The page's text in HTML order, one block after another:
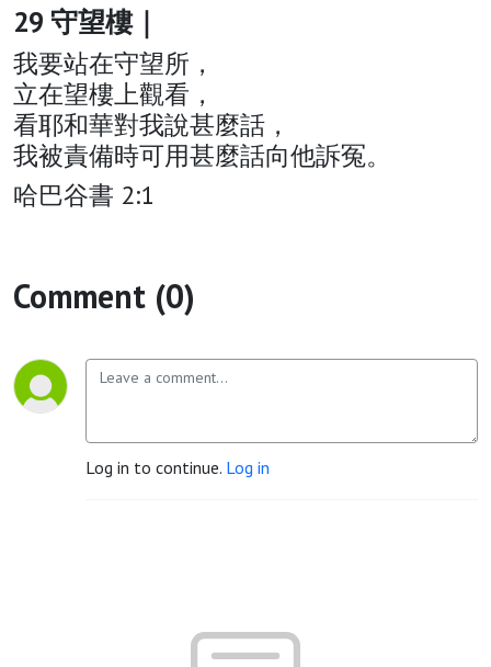
29 守望樓｜
我要站在守望所，
立在望樓上觀看，
看耶和華對我說甚麼話，
我被責備時可用甚麼話向他訴冤。
哈巴谷書 2:1
Comment (0)
Log in to continue. Log in